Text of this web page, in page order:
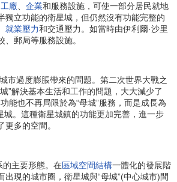
工廠 企業和服務設施，可使一部分居民就地
獨立功能的衛星城，但仍然沒有功能完整的
就業壓力和交通壓力。如當時由伊利爾·沙里
、郵局等服務設施。
市過度膨脹帶來的問題。第二次世界大戰之
”解決基本生活和工作的問題，大大減少了
能也不再局限於為“母城”服務，而是成長為
。這種衛星城鎮的功能更加完善，進一步
多的空間。
的主要形態。在區域空間結構一體化的發展階
現的城市圈，衛星城與“母城”(中心城市)間